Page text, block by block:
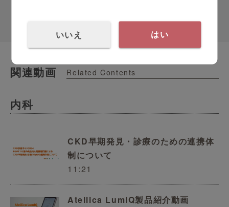
関連動画 Related Contents
内科
CKD早期発見・診療のための連携体
制について
11:21
Atellica LumIQ製品紹介動画
いいえ はい